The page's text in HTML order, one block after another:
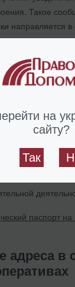
Такое
направляется
получения
выполнение
предоставить
адреса можно как
строительных
Тогда
паспорт
адреса в
на
сайту?
Так